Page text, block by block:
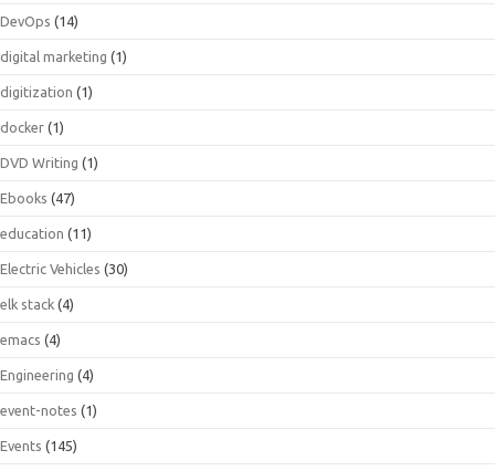
DevOps (14)
digital marketing (1)
digitization (1)
docker (1)
DVD Writing (1)
Ebooks (47)
education (11)
Electric Vehicles (30)
elk stack (4)
emacs (4)
Engineering (4)
event-notes (1)
Events (145)